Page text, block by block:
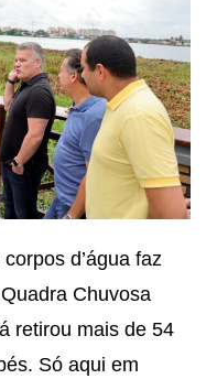
d’água faz
Chuvosa
retirou mais de 54
Só aqui em